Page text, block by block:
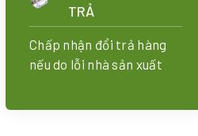
TRẢ
Chấp nhận đổi trả hàng
nếu do lỗi nhà sản xuất